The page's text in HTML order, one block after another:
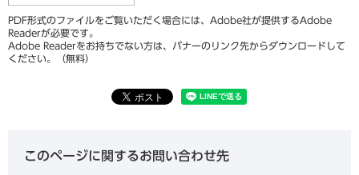
PDF形式のファイルをご覧いただく場合には、Adobe社が提供するAdobe
Readerが必要です。
Adobe Readerをお持ちでない方は、バナーのリンク先からダウンロードして
ください。（無料）
このページに関するお問い合わせ先